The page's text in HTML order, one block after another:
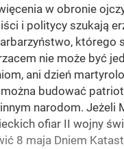
w obronie
i politycy szukają
którego
nie może być
ani dzień
budować
narodom. Jeżeli
ofiar II wojny
8 maja Dniem